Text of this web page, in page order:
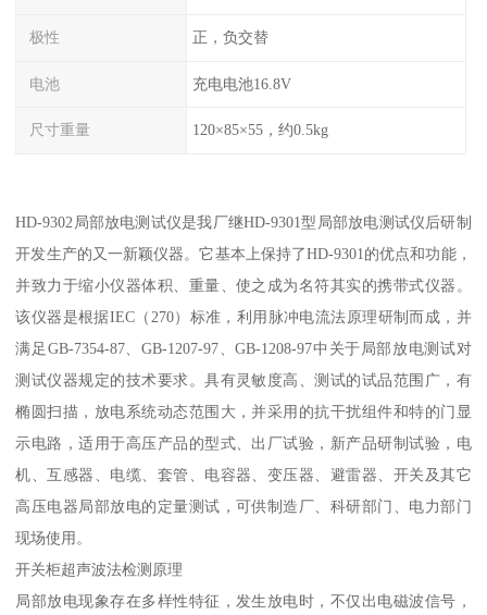
极性 正，负交替
电池 充电电池16.8V
尺寸重量 120×85×55，约0.5kg
HD-9302局部放电测试仪是我厂继HD-9301型局部放电测试仪后研制
开发生产的又一新颖仪器。它基本上保持了HD-9301的优点和功能，
并致力于缩小仪器体积、重量、使之成为名符其实的携带式仪器。
该仪器是根据IEC（270）标准，利用脉冲电流法原理研制而成，并
满足GB-7354-87、GB-1207-97、GB-1208-97中关于局部放电测试对
测试仪器规定的技术要求。具有灵敏度高、测试的试品范围广，有
椭圆扫描，放电系统动态范围大，并采用的抗干扰组件和特的门显
示电路，适用于高压产品的型式、出厂试验，新产品研制试验，电
机、互感器、电缆、套管、电容器、变压器、避雷器、开关及其它
高压电器局部放电的定量测试，可供制造厂、科研部门、电力部门
现场使用。
开关柜超声波法检测原理
局部放电现象存在多样性特征，发生放电时，不仅出电磁波信号，